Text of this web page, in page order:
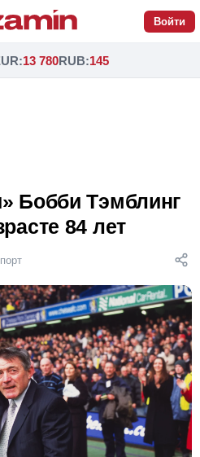
Войти
:13 780RUB:145
Бобби Тэмблинг
84 лет